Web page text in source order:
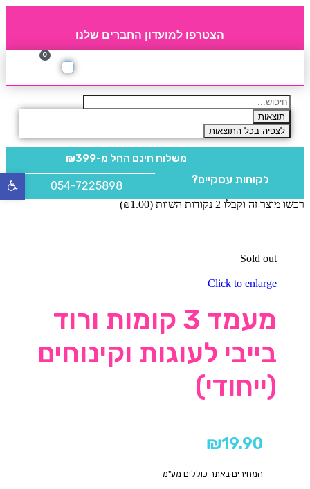
הצטרפו למועדון החברים שלנו
0
תוצאות
לצפיה בכל התוצאות
משלוח חינם החל מ-₪399
לקוחות עסקיים? 054-7225898
רכשו מוצר זה וקבלו 2 נקודות השוות ( ₪1.00
)
Sold out
Click to enlarge
מעמד 3 קומות ורוד
בייבי לעוגות וקינוחים
(ייחודי)
₪19.90
המחירים באתר כוללים מע"מ
פתח